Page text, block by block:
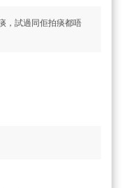
，試過同佢拍痰都唔